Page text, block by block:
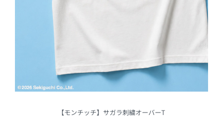
【モンチッチ】サガラ刺繍オーバーT